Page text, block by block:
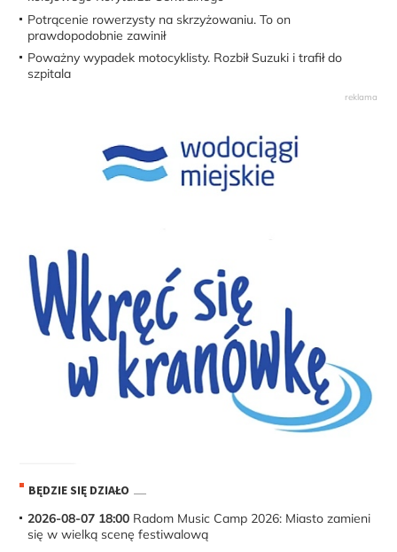
Potrącenie rowerzysty na skrzyżowaniu. To on
prawdopodobnie zawinił
Poważny wypadek motocyklisty. Rozbił Suzuki i trafił do
szpitala
BĘDZIE SIĘ DZIAŁO
2026-08-07 18:00 Radom Music Camp 2026: Miasto zamieni
się w wielką scenę festiwalową